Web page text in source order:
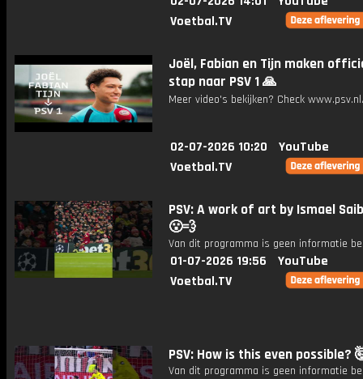
Voetbal.TV
Joël, Fabian en Tijn maken
stap naar PSV 1 🙏
Meer video's bekijken? Check
02-07-2026 10:20
YouTube
Voetbal.TV
PSV: A work of art by Ismael
😮‍💨
Van dit programma is geen informatie
01-07-2026 19:56
YouTube
Voetbal.TV
PSV: How is this even possible?
Van dit programma is geen informatie